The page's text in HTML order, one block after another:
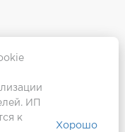
ИП
к
Хорошо